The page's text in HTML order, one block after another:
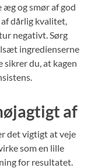
æg og smør af god
dårlig kvalitet,
negativt. Sørg
ingredienserne
sikrer du, at kagen
af
det vigtigt at veje
som en lille
for resultatet.